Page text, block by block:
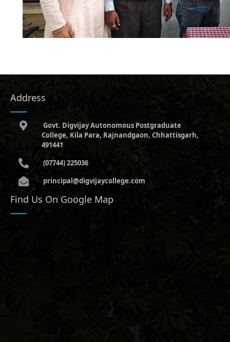
Address
Govt. Digvijay Autonomous Postgraduate
College, Kila Para, Rajnandgaon, Chhattisgarh,
491441
(07744) 225036
principal@digvijaycollege.com
Find Us On Google Map